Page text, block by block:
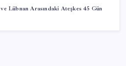
Lübnan Arasındaki Ateşkes 45 Gün